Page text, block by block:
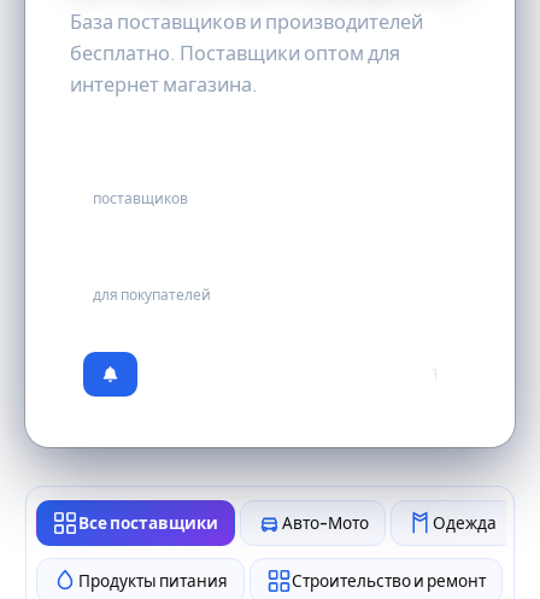
База поставщиков и производителей
бесплатно. Поставщики оптом для
интернет магазина.
поставщиков
для покупателей
1
Все поставщики Авто-Мото Одежда
Продукты питания Строительство и ремонт